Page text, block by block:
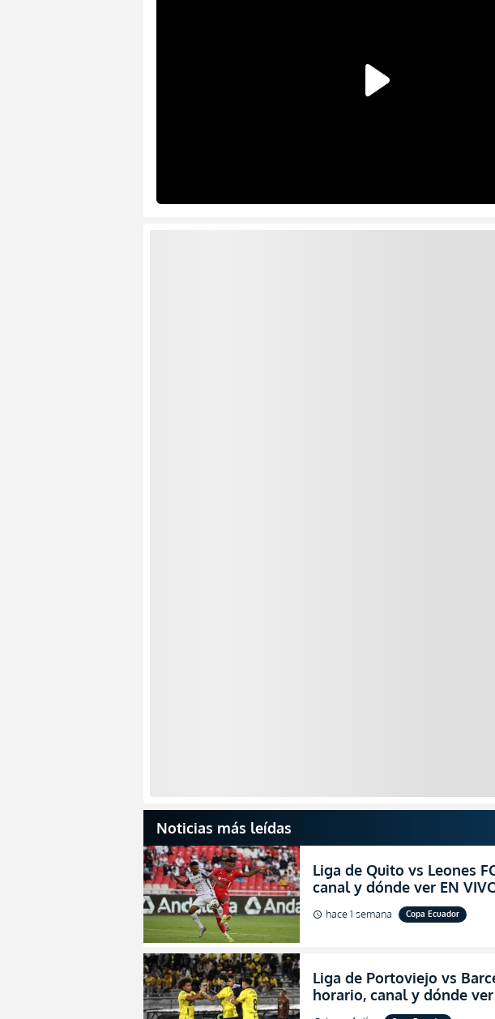
Noticias más leídas
Liga de Quito vs Leones
canal y dónde ver EN
de final de la Copa
schedule hace 1 semana Copa Ecuador
Liga de Portoviejo vs
horario, canal y dónde
octavos de final de la